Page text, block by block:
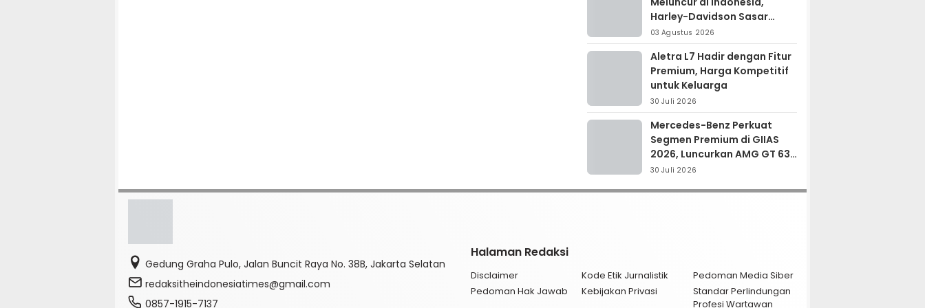
Harley-Davidson Sasar
Kolektor Motor Premium
03 Agustus 2026
Aletra L7 Hadir dengan Fitur
Premium, Harga Kompetitif
untuk Keluarga
30 Juli 2026
Mercedes-Benz Perkuat
Segmen Premium di GIIAS
2026, Luncurkan AMG GT 63
PRO dan GLC 200
30 Juli 2026
Gedung Graha Pulo, Jalan Buncit Raya No. 38B, Jakarta Selatan
redaksitheindonesiatimes@gmail.com
0857-1915-7137
Halaman Redaksi
Disclaimer Kode Etik Jurnalistik
Pedoman Media Siber
Pedoman Hak Jawab
Kebijakan Privasi
Standar Perlindungan
Profesi Wartawan